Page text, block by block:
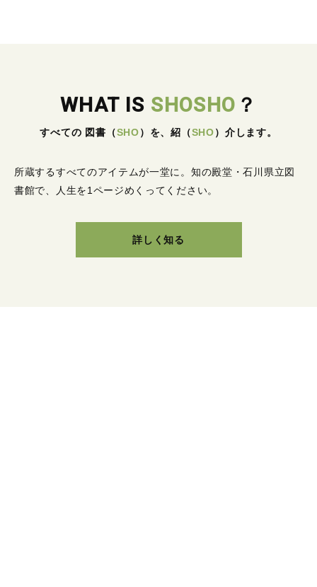
WHAT IS SHOSHO ？
すべての 図書 （SHO） を、紹 （SHO） 介します。
所蔵するすべてのアイテムが一堂に。 知の殿堂・石川県立図
書館で、人生を1ページめくってください。
詳しく知る